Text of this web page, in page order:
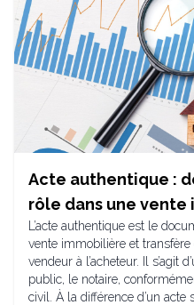
Acte authentique :
rôle dans une vente
L’acte authentique est le
vente immobilière et
vendeur à l’acheteur. Il s’agit
public, le notaire,
civil. À la différence d’un